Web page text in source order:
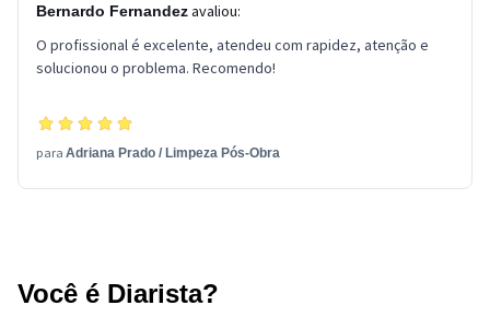
Bernardo Fernandezavaliou:
O profissional é excelente, atendeu com rapidez, atenção e
solucionou o problema. Recomendo!
para Adriana Prado / Limpeza Pós-Obra
Você é Diarista?